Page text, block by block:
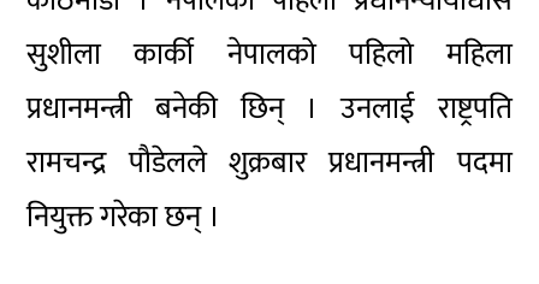
सुशीला कार्की नेपालको पहिलो महिला
प्रधानमन्त्री बनेकी छिन् । उनलाई राष्ट्रपति
रामचन्द्र पौडेलले शुक्रबार प्रधानमन्त्री पदमा
नियुक्त गरेका छन् ।